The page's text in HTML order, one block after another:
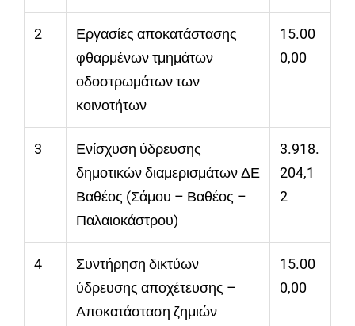
2
Εργασίες αποκατάστασης
φθαρμένων τμημάτων
οδοστρωμάτων των
κοινοτήτων
15.00
0,00
3
Ενίσχυση ύδρευσης
δημοτικών διαμερισμάτων ΔΕ
Βαθέος (Σάμου – Βαθέος –
Παλαιοκάστρου)
3.918.
204,1
2
4
Συντήρηση δικτύων
ύδρευσης αποχέτευσης –
Αποκατάσταση ζημιών
15.00
0,00